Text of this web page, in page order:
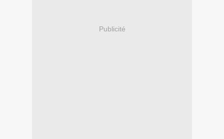
Publicité